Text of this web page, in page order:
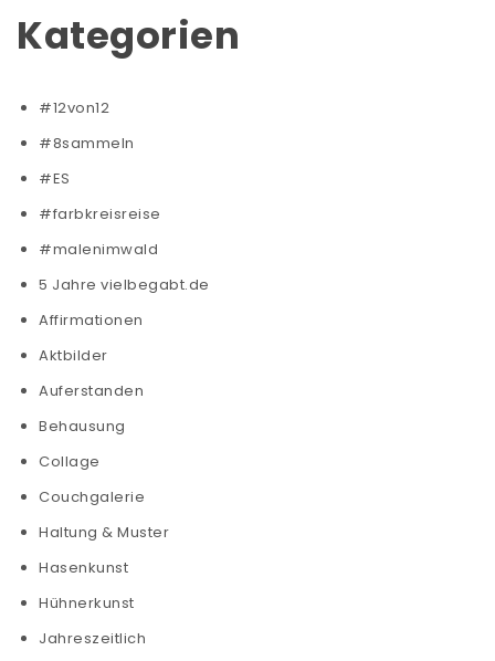
Kategorien
#12von12
#8sammeln
#ES
#farbkreisreise
#malenimwald
5 Jahre vielbegabt.de
Affirmationen
Aktbilder
Auferstanden
Behausung
Collage
Couchgalerie
Haltung & Muster
Hasenkunst
Hühnerkunst
Jahreszeitlich